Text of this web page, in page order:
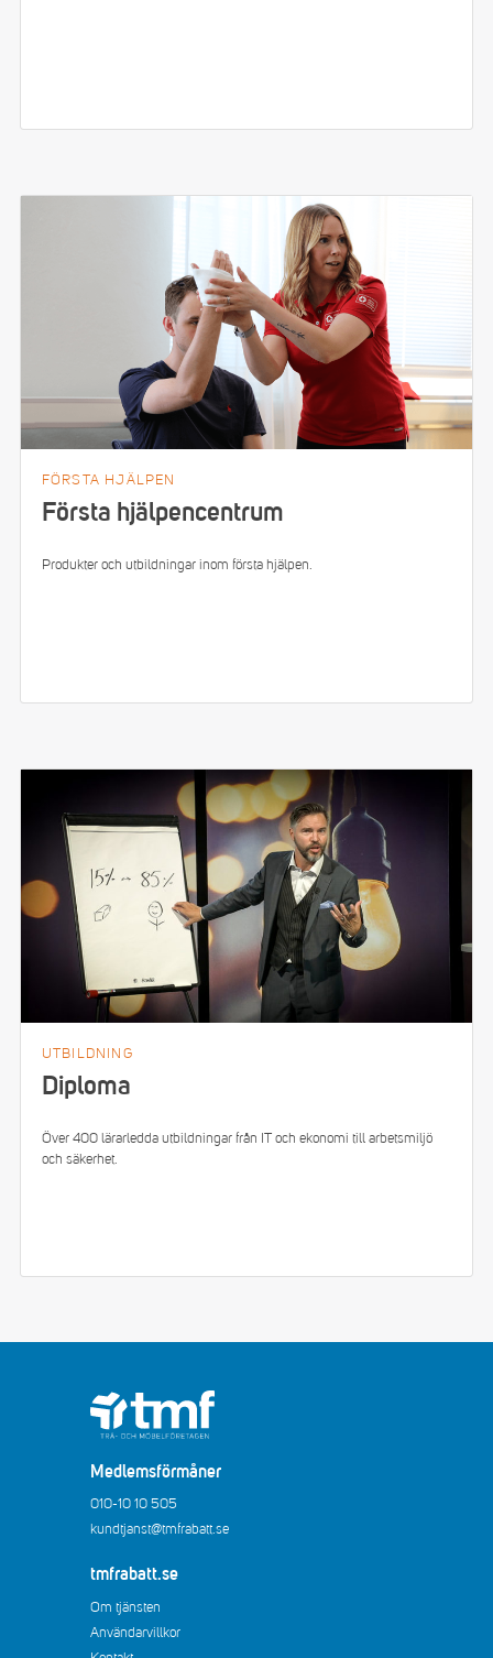
FÖRSTA HJÄLPEN
Första hjälpencentrum
Produkter och utbildningar inom första hjälpen.
UTBILDNING
Diploma
Över 400 lärarledda utbildningar från IT och ekonomi till arbetsmiljö
och säkerhet.
Medlemsförmåner
010-10 10 505
kundtjanst@tmfrabatt.se
tmfrabatt.se
Om tjänsten
Användarvillkor